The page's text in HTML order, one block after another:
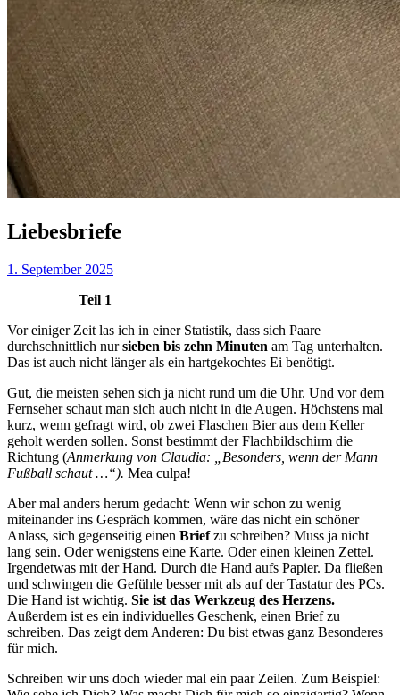
Liebesbriefe
1. September 2025
Teil 1
Vor einiger Zeit las ich in einer Statistik, dass sich Paare
durchschnittlich nursieben bis zehn Minuten am Tag unterhalten.
Das ist auch nicht länger als ein hartgekochtes Ei benötigt.
Gut, die meisten sehen sich ja nicht rund um die Uhr. Und vor dem
Fernseher schaut man sich auch nicht in die Augen. Höchstens mal
kurz, wenn gefragt wird, ob zwei Flaschen Bier aus dem Keller
geholt werden sollen. Sonst bestimmt der Flachbildschirm die
Richtung (Anmerkung von Claudia: „Besonders, wenn der Mann
Fußball schaut …“). Mea culpa!
Aber mal anders herum gedacht: Wenn wir schon zu wenig
miteinander ins Gespräch kommen, wäre das nicht ein schöner
Anlass, sich gegenseitig einen Briefzu schreiben? Muss ja nicht
lang sein. Oder wenigstens eine Karte. Oder einen kleinen Zettel.
Irgendetwas mit der Hand. Durch die Hand aufs Papier. Da fließen
und schwingen die Gefühle besser mit als auf der Tastatur des PCs.
Die Hand ist wichtig. Sie ist das Werkzeug des Herzens.
Außerdem ist es ein individuelles Geschenk, einen Brief zu
schreiben. Das zeigt dem Anderen: Du bist etwas ganz Besonderes
für mich.
Schreiben wir uns doch wieder mal ein paar Zeilen. Zum Beispiel: